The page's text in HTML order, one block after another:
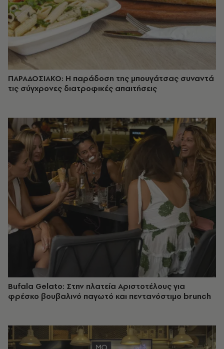
ΠΑΡΑΔΟΣΙΑΚΟ: Η παράδοση της μπουγάτσας συναντά
τις σύγχρονες διατροφικές απαιτήσεις
Bufala Gelato: Στην πλατεία Αριστοτέλους για
φρέσκο βουβαλινό παγωτό και πεντανόστιμο brunch